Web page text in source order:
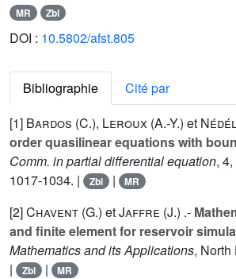
MR Zbl
DOI : 10.5802/afst.805
Bibliographie
Cité par
[1] Bardos (C.), Leroux (A.-Y.) et
order quasilinear equations with
Comm. in partial differential equation, 4
1017-1034. |
Zbl | MR
[2]Chavent (G.) etJaffre (J.) .-
and finite element for reservoir
Mathematics and its Applications, North
|
Zbl | MR